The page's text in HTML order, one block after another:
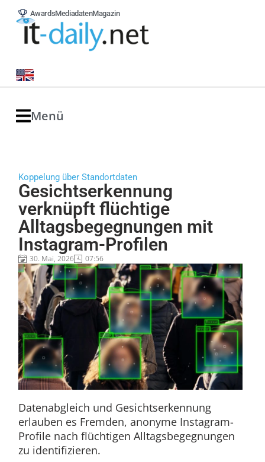
AwardsMediadatenMagazin
Menü
Koppelung über Standortdaten
Gesichtserkennung
verknüpft flüchtige
Alltagsbegegnungen mit
Instagram-Profilen
30. Mai, 2026 07:56
Datenabgleich und Gesichtserkennung
erlauben es Fremden, anonyme Instagram-
Profile nach flüchtigen Alltagsbegegnungen
zu identifizieren.